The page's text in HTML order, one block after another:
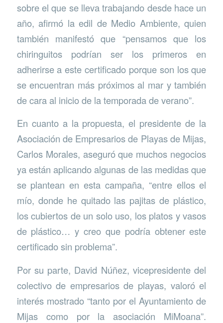
sobre el que se lleva trabajando desde hace un
año, afirmó la edil de Medio Ambiente, quien
también manifestó que “pensamos que los
chiringuitos podrían ser los primeros en
adherirse a este certificado porque son los que
se encuentran más próximos al mar y también
de cara al inicio de la temporada de verano”.
En cuanto a la propuesta, el presidente de la
Asociación de Empresarios de Playas de Mijas,
Carlos Morales, aseguró que muchos negocios
ya están aplicando algunas de las medidas que
se plantean en esta campaña, “entre ellos el
mío, donde he quitado las pajitas de plástico,
los cubiertos de un solo uso, los platos y vasos
de plástico… y creo que podría obtener este
certificado sin problema”.
Por su parte, David Núñez, vicepresidente del
colectivo de empresarios de playas, valoró el
interés mostrado “tanto por el Ayuntamiento de
Mijas como por la asociación MiMoana”.